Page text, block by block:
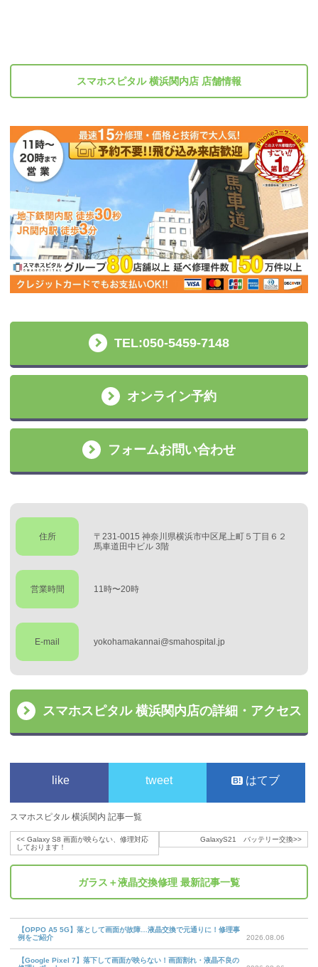
スマホスピタル 横浜関内店 店舗情報
TEL:050-5459-7148
オンライン予約
フォームお問い合わせ
住所
〒231-0015 神奈川県横浜市中区尾上町５丁目６２
馬車道田中ビル 3階
営業時間 11時〜20時
E-mail yokohamakannai@smahospital.jp
スマホスピタル 横浜関内店の詳細・アクセス
like tweet はてブ
スマホスピタル 横浜関内 記事一覧
<<Galaxy S8 画面が映らない、修理対応
しております！
GalaxyS21 バッテリー交換>>
ガラス＋液晶交換修理 最新記事一覧
【OPPO A5 5G】落として画面が故障…液晶交換で元通りに！修理事
例をご紹介
2026.08.06
【Google Pixel 7】落下して画面が映らない！画面割れ・液晶不良の